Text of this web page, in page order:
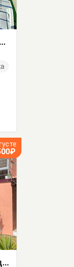
"Горный воздух" гостевой дом
"Вилла Лиза" гостевой дом